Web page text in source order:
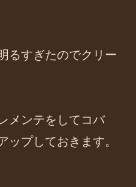
るすぎたのでクリー
メンテをしてコバ
ップしておきます。